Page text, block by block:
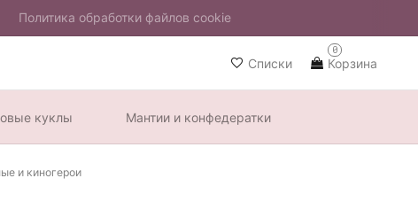
Политика обработки файлов cookie
Списки Корзина
0
куклы Мантии и конфедератки
и киногерои